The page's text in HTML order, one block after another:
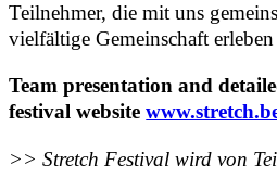
Teilnehmer, die mit uns
vielfältige Gemeinschaft
Team presentation and
festival website
>> Stretch Festival wird von